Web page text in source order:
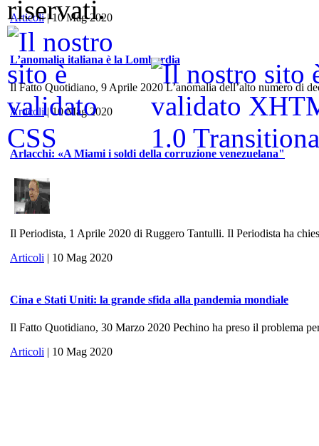
Articoli| 10 Mag 2020
L’anomalia italiana è la Lombardia
Il Fatto Quotidiano, 9 Aprile 2020 L’anomalia dell’alto numero di
Articoli| 10 Mag 2020
Arlacchi: «A Miami i soldi della corruzione venezuelana"
Il Periodista, 1 Aprile 2020 di Ruggero Tantulli. Il Periodista ha
Articoli | 10 Mag 2020
Cina e Stati Uniti: la grande sfida alla pandemia mondiale
Il Fatto Quotidiano, 30 Marzo 2020 Pechino ha preso il problema
Articoli | 10 Mag 2020
riservati.